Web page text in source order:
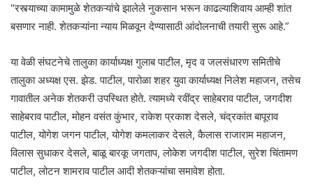
“रस्त्याच्या कामामुळे शेतकऱ्यांचे झालेले नुकसान भरून काढल्याशिवाय आम्ही शांत
बसणार नाही. शेतकऱ्यांना न्याय मिळवून देण्यासाठी आंदोलनाची तयारी सुरू आहे.”
या वेळी संघटनेचे तालुका कार्याध्यक्ष गुलाब पाटील, मृद व जलसंधारण समितीचे
तालुका अध्यक्ष एस. झेड. पाटील, पारोळा शहर युवा कार्याध्यक्ष निलेश महाजन, तसेच
गावातील अनेक शेतकरी उपस्थित होते. त्यामध्ये रवींद्र साहेबराव पाटील, जगदीश
साहेबराव पाटील, मोहन वसंत कुंभार, राकेश प्रकाश देसले, चंद्रकांत बापूराव
पाटील, योगेश जगन पाटील, योगेश कमलाकर देसले, कैलास राजाराम महाजन,
विलास सुधाकर देसले, बाळू बारकू जगताप, लोकेश जगदीश पाटील, सुरेश चिंतामण
पाटील, लोटन शामराव पाटील आदी शेतकऱ्यांचा समावेश होता.